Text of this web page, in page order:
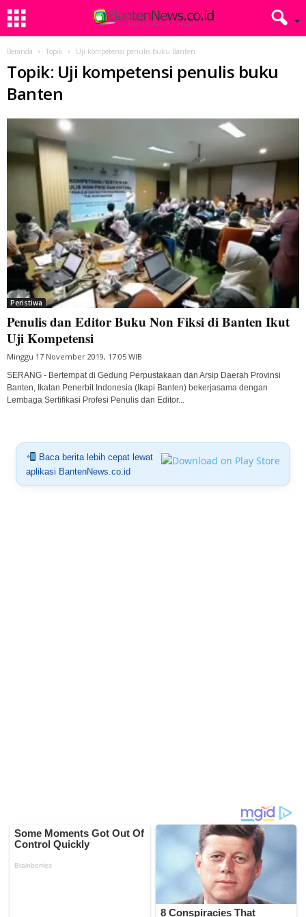
Beranda Topik Uji kompetensi penulis buku Banten
Topik: Uji kompetensi penulis buku
Banten
Peristiwa
Penulis dan Editor Buku Non Fiksi di Banten Ikut
Uji Kompetensi
Minggu 17 November 2019, 17:05 WIB
SERANG - Bertempat di Gedung Perpustakaan dan Arsip Daerah Provinsi
Banten, Ikatan Penerbit Indonesia (Ikapi Banten) bekerjasama dengan
Lembaga Sertifikasi Profesi Penulis dan Editor...
Baca berita lebih cepat lewat
aplikasi BantenNews.co.id